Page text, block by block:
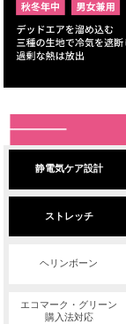
静電気ケア設計
ストレッチ
ヘリンボーン
エコマーク・グリーン
購入法対応